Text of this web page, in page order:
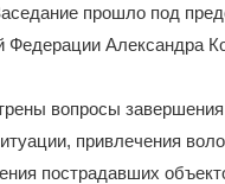
прошло под
Федерации Александра
вопросы
привлечения
пострадавших